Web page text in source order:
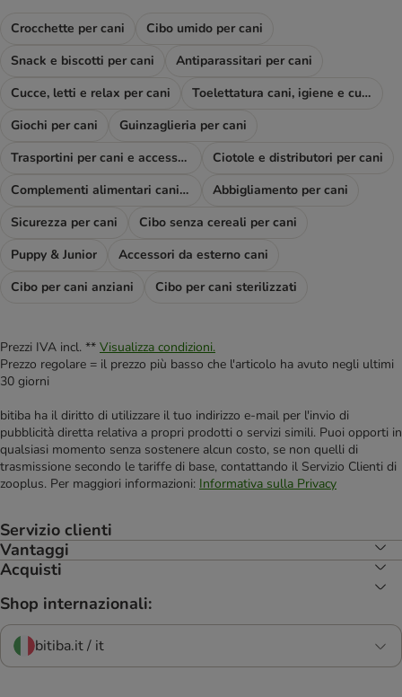
Crocchette per cani
Cibo umido per cani
Snack e biscotti per cani
Antiparassitari per cani
Cucce, letti e relax per cani
Toelettatura cani, igiene e cura
Giochi per cani
Guinzaglieria per cani
Trasportini per cani e accessori viaggio
Ciotole e distributori per cani
Complementi alimentari cani e diete
Abbigliamento per cani
Sicurezza per cani
Cibo senza cereali per cani
Puppy & Junior
Accessori da esterno cani
Cibo per cani anziani
Cibo per cani sterilizzati
Prezzi IVA incl. ** Visualizza condizioni.
Prezzo regolare = il prezzo più basso che l'articolo ha avuto negli ultimi
30 giorni
bitiba ha il diritto di utilizzare il tuo indirizzo e-mail per l'invio di
pubblicità diretta relativa a propri prodotti o servizi simili. Puoi opporti in
qualsiasi momento senza sostenere alcun costo, se non quelli di
trasmissione secondo le tariffe di base, contattando il Servizio Clienti di
zooplus. Per maggiori informazioni: Informativa sulla Privacy
Servizio clienti
Vantaggi
Acquisti
Shop internazionali:
bitiba.it / it